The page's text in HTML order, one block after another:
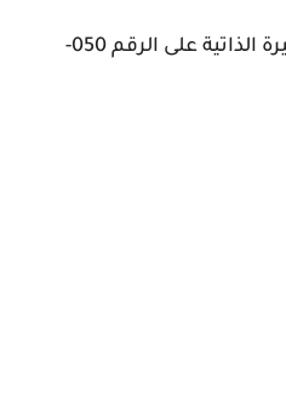
يمكن للمرشح إرسال السيرة الذاتية على الرقم 050-